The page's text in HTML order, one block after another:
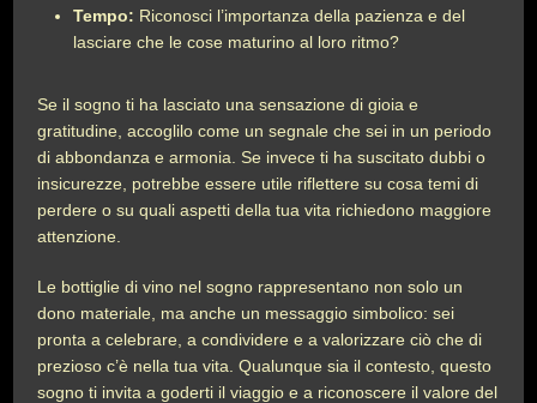
Tempo: Riconosci l’importanza della pazienza e del
lasciare che le cose maturino al loro ritmo?
Se il sogno ti ha lasciato una sensazione di gioia e
gratitudine, accoglilo come un segnale che sei in un periodo
di abbondanza e armonia. Se invece ti ha suscitato dubbi o
insicurezze, potrebbe essere utile riflettere su cosa temi di
perdere o su quali aspetti della tua vita richiedono maggiore
attenzione.
Le bottiglie di vino nel sogno rappresentano non solo un
dono materiale, ma anche un messaggio simbolico: sei
pronta a celebrare, a condividere e a valorizzare ciò che di
prezioso c’è nella tua vita. Qualunque sia il contesto, questo
sogno ti invita a goderti il viaggio e a riconoscere il valore del